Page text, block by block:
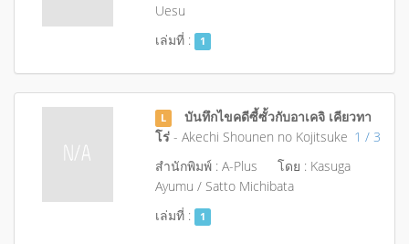
Uesu
เล่มที่ :
1
L
บันทึกไขคดีซี้ซั้วกับอาเคจิ เคียวทา
โร่- Akechi Shounen no Kojitsuke 1 / 3
สำนักพิมพ์ : A-Plus
โดย : Kasuga
Ayumu / Satto Michibata
เล่มที่ :
1